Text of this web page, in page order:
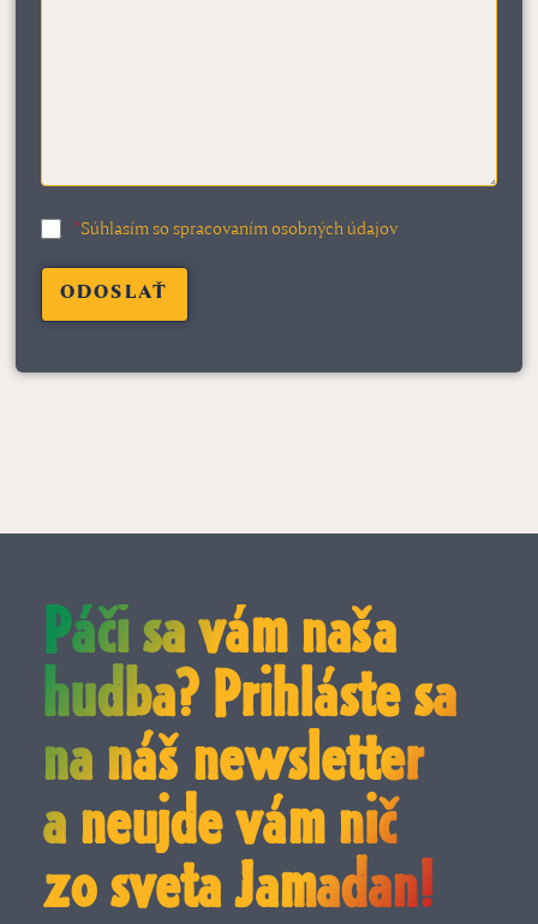
*Súhlasím so spracovaním osobných údajov
Páči sa vám naša
hudba? Prihláste sa
na náš newsletter
a neujde vám nič
zo sveta Jamadan!